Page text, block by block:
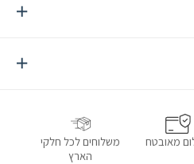
מאובטח
משלוחים לכל חלקי
הארץ